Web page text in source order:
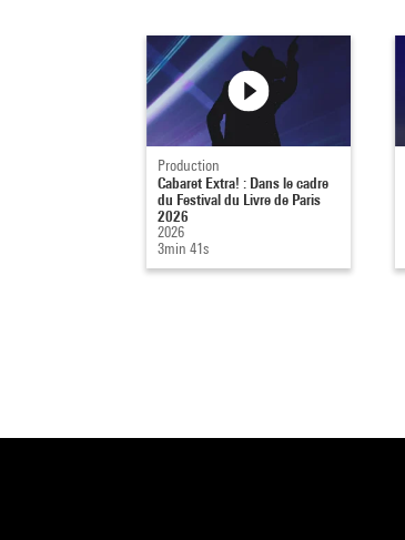
Production
Cabaret Extra! : Dans le cadre
du Festival du Livre de Paris
2026
2026
3min 41s